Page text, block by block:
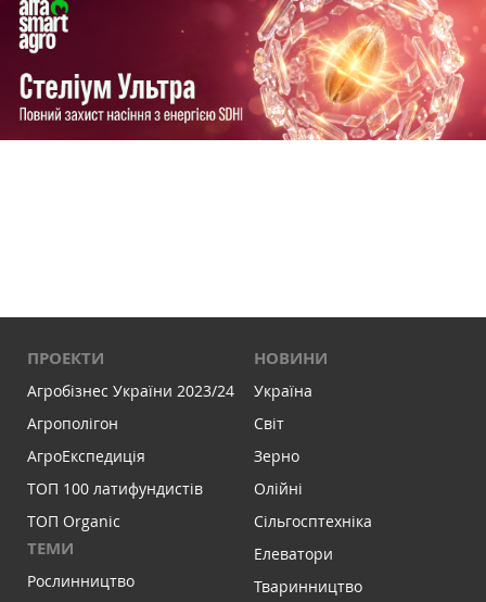
ПРОЕКТИ
Агробізнес України 2023/24
Агрополігон
АгроЕкспедиція
ТОП 100 латифундистів
ТОП Organic
ТЕМИ
Рослинництво
НОВИНИ
Україна
Світ
Зерно
Олійні
Сільгосптехніка
Елеватори
Тваринництво